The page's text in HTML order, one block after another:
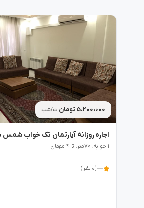
5،200،000 تومان ت/شب
۱ خوابه٬ ۷۰متر٬ تا ۴ مهمان
—(۰ نظر)